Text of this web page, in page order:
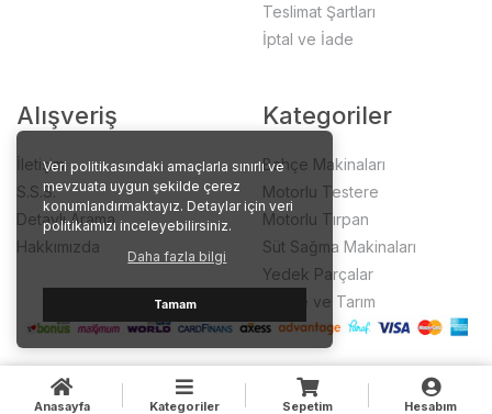
Veri politikasındaki amaçlarla sınırlı ve
mevzuata uygun şekilde çerez
konumlandırmaktayız. Detaylar için veri
politikamızı inceleyebilirsiniz.
Daha fazla bilgi
Tamam
Teslimat Şartları
İptal ve İade
Alışveriş
İletişim
S.S.S.
Detaylı Arama
Hakkımızda
Kategoriler
Bahçe Makinaları
Motorlu Testere
Motorlu Tırpan
Süt Sağma Makinaları
Yedek Parçalar
Bahçe ve Tarım
Anasayfa Kategoriler Sepetim Hesabım